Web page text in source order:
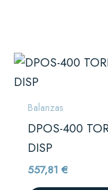
Balanzas
DPOS-400
DISP
557,81€